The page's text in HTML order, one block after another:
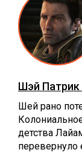
Шэй
Шей рано
детства
перевернуло